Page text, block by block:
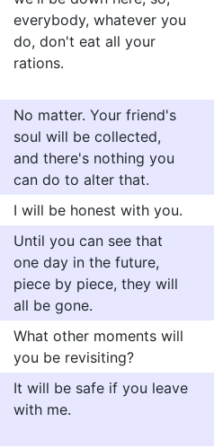
everybody, whatever you
do, don't eat all your
rations.
No matter. Your friend's
soul will be collected,
and there's nothing you
can do to alter that.
I will be honest with you.
Until you can see that
one day in the future,
piece by piece, they will
all be gone.
What other moments will
you be revisiting?
It will be safe if you leave
with me.